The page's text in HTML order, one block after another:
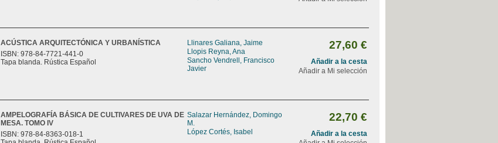
ACÚSTICA ARQUITECTÓNICA Y URBANÍSTICA
ISBN: 978-84-7721-441-0
Tapa blanda. Rústica Español
Llinares Galiana, Jaime
Llopis Reyna, Ana
Sancho Vendrell, Francisco
Javier
27,60 €
Añadir a la cesta
Añadir a Mi selección
AMPELOGRAFÍA BÁSICA DE CULTIVARES DE UVA DE
MESA. TOMO IV
ISBN: 978-84-8363-018-1
Salazar Hernández, Domingo
M.
López Cortés, Isabel
22,70 €
Añadir a la cesta